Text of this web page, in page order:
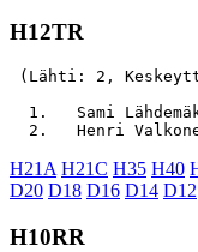
H12TR
(Lähti: 2,
1.   Sami
H21A H21C H35 H40
D20 D18 D16 D14 D12
H10RR